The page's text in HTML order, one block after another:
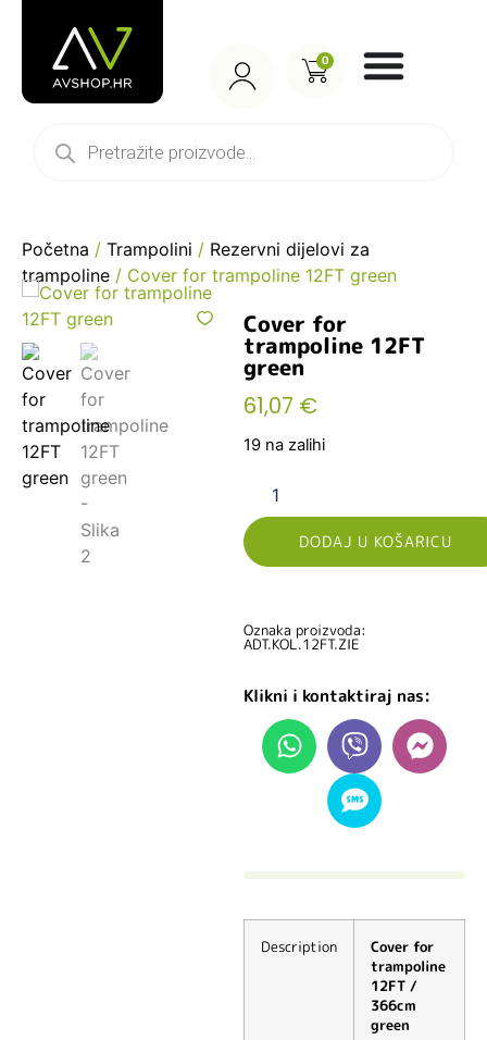
0
Početna / Trampolini / Rezervni dijelovi za
trampoline / Cover for trampoline 12FT green
Cover for
trampoline 12FT
green
61,07 €
19 na zalihi
DODAJ U KOŠARICU
Oznaka proizvoda:
ADT.KOL.12FT.ZIE
Klikni i kontaktiraj nas:
Description
Cover for
trampoline
12FT /
366cm
green